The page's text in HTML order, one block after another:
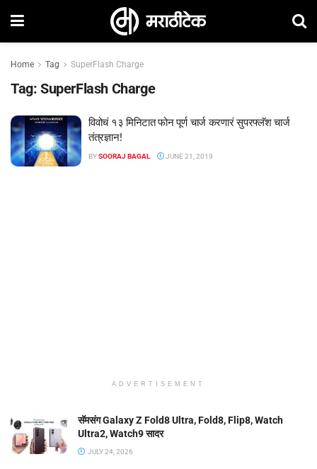
Home Tag SuperFlash Charge
Tag: SuperFlash Charge
विवोचं १३ मिनिटात फोन पूर्ण चार्ज करणारं सुपरफ्लॅश चार्ज
तंत्रज्ञान!
BYSOORAJ BAGAL JUNE 21, 2019
ADVERTISEMENT
सॅमसंग Galaxy Z Fold8 Ultra, Fold8, Flip8, Watch
Ultra2, Watch9 सादर
JULY 24, 2026